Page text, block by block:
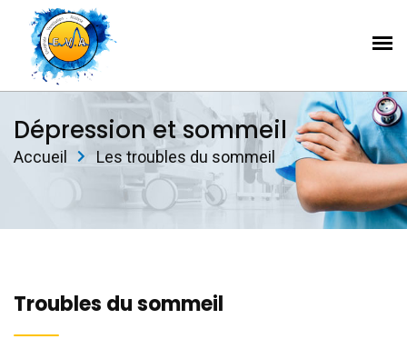
Dépression et sommeil
Accueil Les troubles du sommeil
Troubles du sommeil